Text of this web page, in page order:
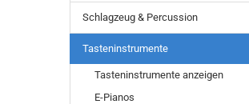
Schlagzeug & Percussion
Tasteninstrumente
Tasteninstrumente anzeigen
E-Pianos